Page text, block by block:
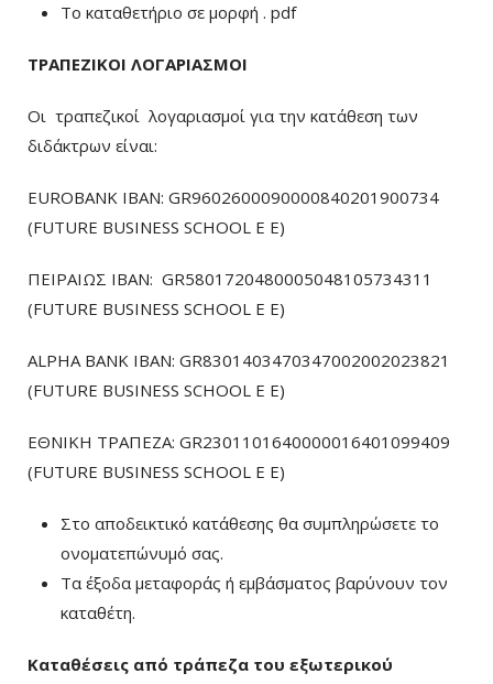
To καταθετήριο σε μορφή . pdf
ΤΡΑΠΕΖΙΚΟΙ ΛΟΓΑΡΙΑΣΜΟΙ
Οι τραπεζικοί λογαριασμοί για την κατάθεση των
διδάκτρων είναι:
EUROBANK IBAN: GR9602600090000840201900734
(FUTURE BUSINESS SCHOOL E E)
ΠΕΙΡΑΙΩΣ ΙΒΑΝ: GR5801720480005048105734311
(FUTURE BUSINESS SCHOOL E E)
ALPHA BANK IBAN: GR8301403470347002002023821
(FUTURE BUSINESS SCHOOL E E)
ΕΘΝΙΚΗ ΤΡΑΠΕΖΑ: GR2301101640000016401099409
(FUTURE BUSINESS SCHOOL E E)
Στο αποδεικτικό κατάθεσης θα συμπληρώσετε το
ονοματεπώνυμό σας.
Τα έξοδα μεταφοράς ή εμβάσματος βαρύνουν τον
καταθέτη.
Καταθέσεις από τράπεζα του εξωτερικού